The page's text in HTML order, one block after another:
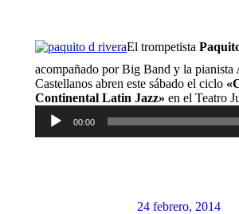
El trompetista
acompañado por Big Band y la pianista
Castellanos abren este sábado el ciclo
Continental Latin Jazz» en el Teatro
00:00
24 febrero, 2014